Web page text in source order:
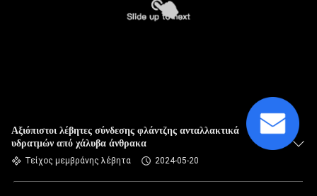
Αξιόπιστοι λέβητες σύνδεσης φλάντζης ανταλλακτικά
υδρατμών από χάλυβα άνθρακα
Τείχος μεμβράνης λέβητα 2024-05-20